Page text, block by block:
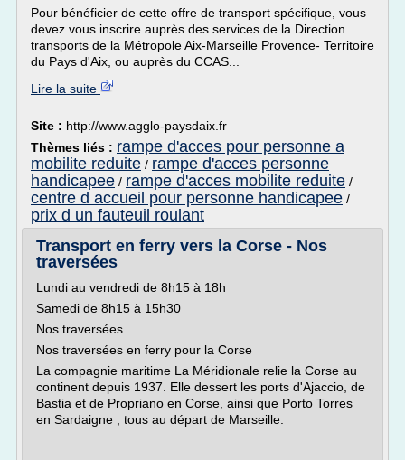
Pour bénéficier de cette offre de transport spécifique, vous
devez vous inscrire auprès des services de la Direction
transports de la Métropole Aix-Marseille Provence- Territoire
du Pays d'Aix, ou auprès du CCAS...
Lire la suite
Site : http://www.agglo-paysdaix.fr
Thèmes liés : rampe d'acces pour personne a
mobilite reduite / rampe d'acces personne
handicapee / rampe d'acces mobilite reduite /
centre d accueil pour personne handicapee /
prix d un fauteuil roulant
Transport en ferry vers la Corse - Nos
traversées
Lundi au vendredi de 8h15 à 18h
Samedi de 8h15 à 15h30
Nos traversées
Nos traversées en ferry pour la Corse
La compagnie maritime La Méridionale relie la Corse au
continent depuis 1937. Elle dessert les ports d'Ajaccio, de
Bastia et de Propriano en Corse, ainsi que Porto Torres
en Sardaigne ; tous au départ de Marseille.